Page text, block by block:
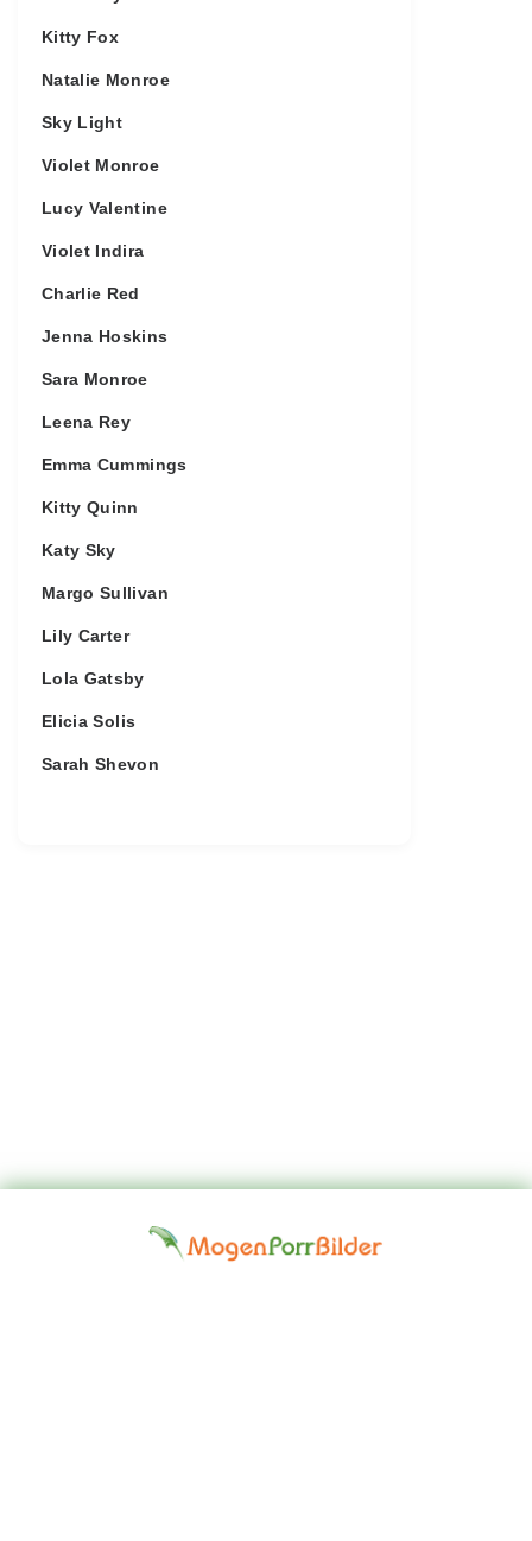
Kitty Fox
Natalie Monroe
Sky Light
Violet Monroe
Lucy Valentine
Violet Indira
Charlie Red
Jenna Hoskins
Sara Monroe
Leena Rey
Emma Cummings
Kitty Quinn
Katy Sky
Margo Sullivan
Lily Carter
Lola Gatsby
Elicia Solis
Sarah Shevon